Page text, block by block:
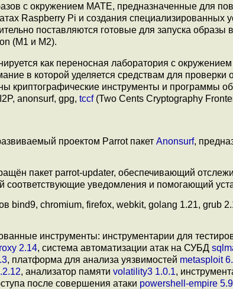
с окружением MATE, предназначенные для
Raspberry Pi и создания специализированных
поставляются готовые для запуска
(M1 и M2).
как переносная лаборатория с
в которой уделяется средствам для проверки
криптографические инструменты и программы
anonsurf, gpg, tccf(Two Cents Cryptography
проектом Parrot пакет Anonsurf,
пакет parrot-updater, обеспечивающий
соответствующие уведомления и помогающий
bind9, chromium, firefox, webkit, golang 1.21, grub
инструменты: инструментарии для
2.14, система автоматизации атак на СУБД
, платформа для анализа уязвимостей metasploit
, анализатор памяти volatility3 1.0.1,
после совершения атаки powershell-empire